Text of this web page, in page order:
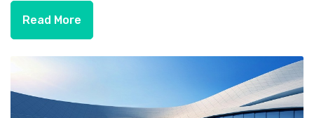
Read More